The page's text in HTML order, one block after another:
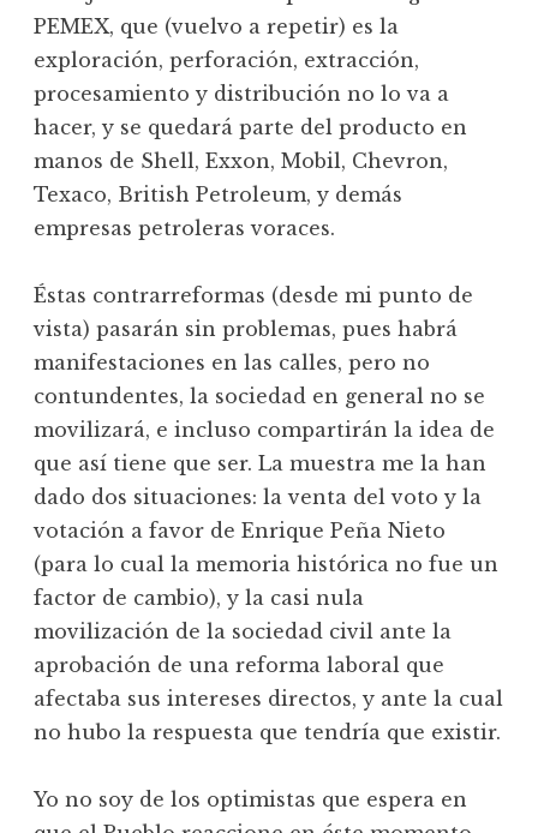
PEMEX, que (vuelvo a repetir) es la
exploración, perforación, extracción,
procesamiento y distribución no lo va a
hacer, y se quedará parte del producto en
manos de Shell, Exxon, Mobil, Chevron,
Texaco, British Petroleum, y demás
empresas petroleras voraces.
Éstas contrarreformas (desde mi punto de
vista) pasarán sin problemas, pues habrá
manifestaciones en las calles, pero no
contundentes, la sociedad en general no se
movilizará, e incluso compartirán la idea de
que así tiene que ser. La muestra me la han
dado dos situaciones: la venta del voto y la
votación a favor de Enrique Peña Nieto
(para lo cual la memoria histórica no fue un
factor de cambio), y la casi nula
movilización de la sociedad civil ante la
aprobación de una reforma laboral que
afectaba sus intereses directos, y ante la cual
no hubo la respuesta que tendría que existir.
Yo no soy de los optimistas que espera en